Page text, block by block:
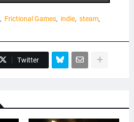
Frictional Games indie steam
Twitter